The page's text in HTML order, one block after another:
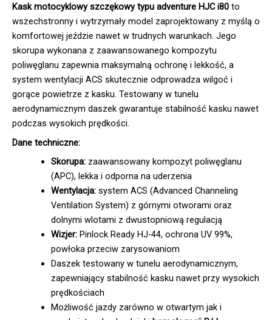
Kask motocyklowy szczękowy typu adventure HJC i80 to
wszechstronny i wytrzymały model zaprojektowany z myślą o
komfortowej jeździe nawet w trudnych warunkach. Jego
skorupa wykonana z zaawansowanego kompozytu
poliwęglanu zapewnia maksymalną ochronę i lekkość, a
system wentylacji ACS skutecznie odprowadza wilgoć i
gorące powietrze z kasku. Testowany w tunelu
aerodynamicznym daszek gwarantuje stabilność kasku nawet
podczas wysokich prędkości.
Dane techniczne:
Skorupa:zaawansowany kompozyt poliwęglanu
(APC), lekka i odporna na uderzenia
Wentylacja:system ACS (Advanced Channeling
Ventilation System) z górnymi otworami oraz
dolnymi wlotami z dwustopniową regulacją
Wizjer:Pinlock Ready HJ-44, ochrona UV 99%,
powłoka przeciw zarysowaniom
Daszek testowany w tunelu aerodynamicznym,
zapewniający stabilność kasku nawet przy wysokich
prędkościach
Możliwość jazdy zarówno w otwartym jak i